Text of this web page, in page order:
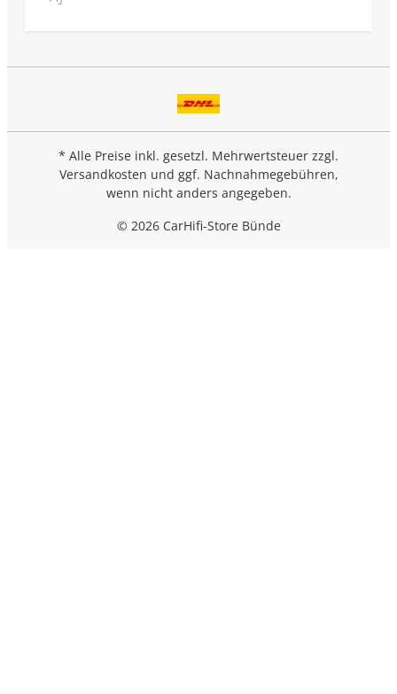
* Alle Preise inkl. gesetzl. Mehrwertsteuer zzgl.
Versandkosten und ggf. Nachnahmegebühren,
wenn nicht anders angegeben.
© 2026 CarHifi-Store Bünde